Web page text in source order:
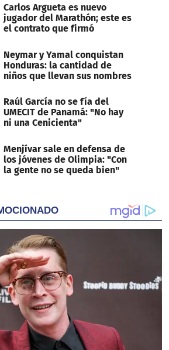
Carlos Argueta es nuevo
jugador del Marathón; este es
el contrato que firmó
Neymar y Yamal conquistan
Honduras: la cantidad de
niños que llevan sus nombres
Raúl García no se fía del
UMECIT de Panamá: "No hay
ni una Cenicienta"
Menjívar sale en defensa de
los jóvenes de Olimpia: "Con
la gente no se queda bien"